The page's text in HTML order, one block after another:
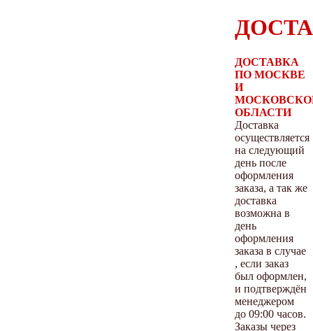
ДОСТАВКА
ПО МОСКВЕ
И
ОБЛАСТИ
Доставка
осуществляется
на следующий
день после
оформления
заказа, а так же
доставка
возможна в
день
оформления
заказа в случае
, если заказ
был оформлен,
и подтверждён
менеджером
до 09:00 часов.
Заказы через